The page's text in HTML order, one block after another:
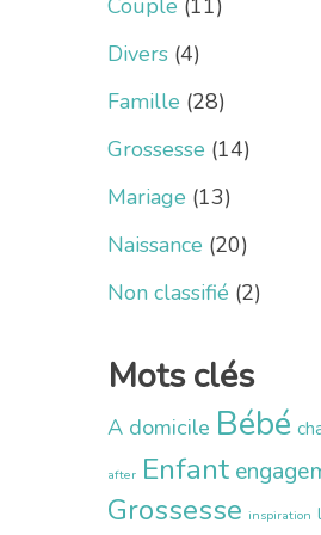
Couple (11)
Divers(4)
Famille (28)
Grossesse (14)
Mariage (13)
Naissance (20)
Non classifié (2)
Mots clés
A domicile Bébé
after Enfant
Grossesse inspiration